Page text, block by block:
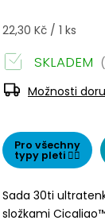
22,30 Kč / 1 ks
Pro všechny
typy pleti 👌🏻
Sada 30ti
složkami
SKLADEM
Možnosti